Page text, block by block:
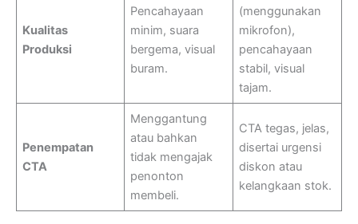
Kualitas
Produksi
Pencahayaan
minim, suara
bergema, visual
buram.
(menggunakan
mikrofon),
pencahayaan
stabil, visual
tajam.
Penempatan
CTA
Menggantung
atau bahkan
tidak mengajak
penonton
membeli.
CTA tegas, jelas,
disertai urgensi
diskon atau
kelangkaan stok.